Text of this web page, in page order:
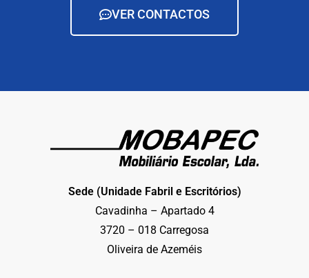
VER CONTACTOS
Sede (Unidade Fabril e Escritórios)
Cavadinha – Apartado 4
3720 – 018 Carregosa
Oliveira de Azeméis